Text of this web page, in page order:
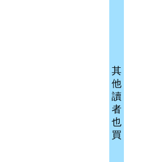
其
他
讀
者
也
買